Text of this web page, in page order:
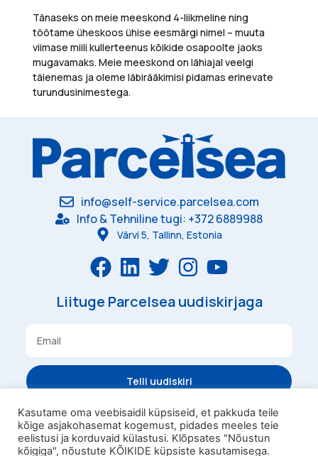
Tänaseks on meie meeskond 4-liikmeline ning
töötame üheskoos ühise eesmärgi nimel – muuta
viimase miili kullerteenus kõikide osapoolte jaoks
mugavamaks. Meie meeskond on lähiajal veelgi
täienemas ja oleme läbirääkimisi pidamas erinevate
turundusinimestega.
info@self-service.parcelsea.com
Info & Tehniline tugi: +372 6889988
Värvi 5, Tallinn, Estonia
Liituge Parcelsea uudiskirjaga
Telli uudiskiri
Tingimused
Privaatsus
Parcelsea Pesukast
Kasutame oma veebisaidil küpsiseid, et pakkuda teile
kõige asjakohasemat kogemust, pidades meeles teie
eelistusi ja korduvaid külastusi. Klõpsates "Nõustun
kõigiga", nõustute KÕIKIDE küpsiste kasutamisega.